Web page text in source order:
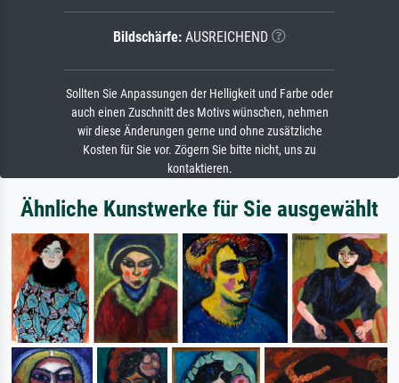
Bildschärfe: AUSREICHEND
Sollten Sie Anpassungen der Helligkeit und Farbe oder
auch einen Zuschnitt des Motivs wünschen, nehmen
wir diese Änderungen gerne und ohne zusätzliche
Kosten für Sie vor. Zögern Sie bitte nicht, uns zu
kontaktieren.
Ähnliche Kunstwerke für Sie ausgewählt